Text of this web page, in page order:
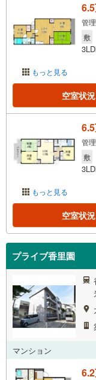
もっと見る
管
敷
空室状
もっと見る
管
敷
空室状
プライブ香里園
マンション